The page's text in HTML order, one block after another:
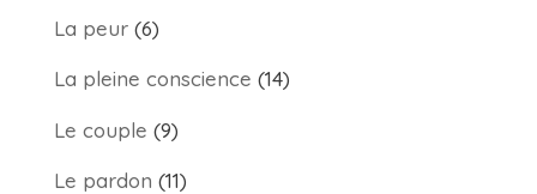
La peur(6)
La pleine conscience (14)
Le couple (9)
Le pardon (11)